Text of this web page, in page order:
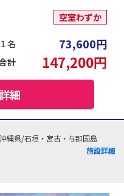
空室わずか
名 73,600円
計 147,200円
細
沖縄県/石垣・宮古・与那国島
施設詳細